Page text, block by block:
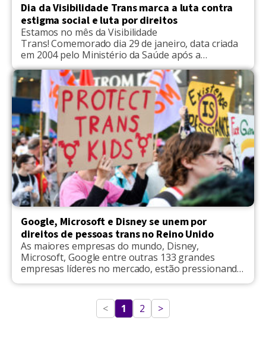
Dia da Visibilidade Trans marca a luta contra
estigma social e luta por direitos
Estamos no mês da Visibilidade
Trans! Comemorado dia 29 de janeiro, data criada
em 2004 pelo Ministério da Saúde após a
divulgação da campanha “Travesti e Respeito”, em
reconhecimento à dignidade desta população, o
objetivo, também, é incentivar atividades
pertinentes e aproveitar o ensejo para lutar por
direitos. “Essa é uma chance da população trans se
mostrar […]
Google, Microsoft e Disney se unem por
direitos de pessoas trans no Reino Unido
As maiores empresas do mundo, Disney,
Microsoft, Google entre outras 133 grandes
empresas líderes no mercado, estão pressionando
das organizações escreveram diretamente ao
primeiro-ministro Boris Johnson dizendo-lhe para
< 1 2 >